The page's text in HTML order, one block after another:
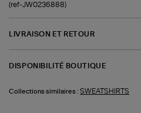
(ref-JW0236888)
LIVRAISON ET RETOUR
DISPONIBILITÉ BOUTIQUE
Collections similaires : SWEATSHIRTS